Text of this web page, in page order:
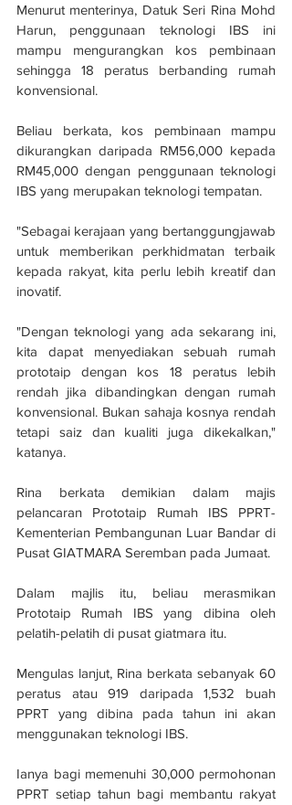
Menurut menterinya, Datuk Seri Rina Mohd
Harun, penggunaan teknologi IBS ini
mampu mengurangkan kos pembinaan
sehingga 18 peratus berbanding rumah
konvensional.
Beliau berkata, kos pembinaan mampu
dikurangkan daripada RM56,000 kepada
RM45,000 dengan penggunaan teknologi
IBS yang merupakan teknologi tempatan.
"Sebagai kerajaan yang bertanggungjawab
untuk memberikan perkhidmatan terbaik
kepada rakyat, kita perlu lebih kreatif dan
inovatif.
"Dengan teknologi yang ada sekarang ini,
kita dapat menyediakan sebuah rumah
prototaip dengan kos 18 peratus lebih
rendah jika dibandingkan dengan rumah
konvensional. Bukan sahaja kosnya rendah
tetapi saiz dan kualiti juga dikekalkan,"
katanya.
Rina berkata demikian dalam majis
pelancaran Prototaip Rumah IBS PPRT-
Kementerian Pembangunan Luar Bandar di
Pusat GIATMARA Seremban pada Jumaat.
Dalam majlis itu, beliau merasmikan
Prototaip Rumah IBS yang dibina oleh
pelatih-pelatih di pusat giatmara itu.
Mengulas lanjut, Rina berkata sebanyak 60
peratus atau 919 daripada 1,532 buah
PPRT yang dibina pada tahun ini akan
menggunakan teknologi IBS.
Ianya bagi memenuhi 30,000 permohonan
PPRT setiap tahun bagi membantu rakyat